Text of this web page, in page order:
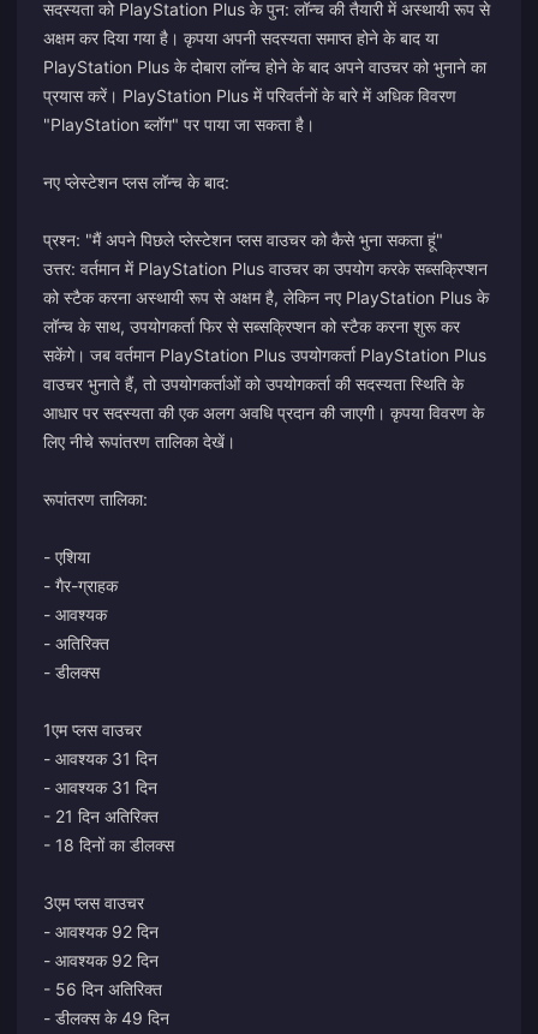
सदस्यता को PlayStation Plus के पुन: लॉन्च की तैयारी में अस्थायी रूप से
अक्षम कर दिया गया है। कृपया अपनी सदस्यता समाप्त होने के बाद या
PlayStation Plus के दोबारा लॉन्च होने के बाद अपने वाउचर को भुनाने का
प्रयास करें। PlayStation Plus में परिवर्तनों के बारे में अधिक विवरण
"PlayStation ब्लॉग" पर पाया जा सकता है।
नए प्लेस्टेशन प्लस लॉन्च के बाद:
प्रश्न: "मैं अपने पिछले प्लेस्टेशन प्लस वाउचर को कैसे भुना सकता हूं"
उत्तर: वर्तमान में PlayStation Plus वाउचर का उपयोग करके सब्सक्रिप्शन
को स्टैक करना अस्थायी रूप से अक्षम है, लेकिन नए PlayStation Plus के
लॉन्च के साथ, उपयोगकर्ता फिर से सब्सक्रिप्शन को स्टैक करना शुरू कर
सकेंगे। जब वर्तमान PlayStation Plus उपयोगकर्ता PlayStation Plus
वाउचर भुनाते हैं, तो उपयोगकर्ताओं को उपयोगकर्ता की सदस्यता स्थिति के
आधार पर सदस्यता की एक अलग अवधि प्रदान की जाएगी। कृपया विवरण के
लिए नीचे रूपांतरण तालिका देखें।
रूपांतरण तालिका:
- एशिया
- गैर-ग्राहक
- आवश्यक
- अतिरिक्त
- डीलक्स
1एम प्लस वाउचर
- आवश्यक 31 दिन
- आवश्यक 31 दिन
- 21 दिन अतिरिक्त
- 18 दिनों का डीलक्स
3एम प्लस वाउचर
- आवश्यक 92 दिन
- आवश्यक 92 दिन
- 56 दिन अतिरिक्त
- डीलक्स के 49 दिन